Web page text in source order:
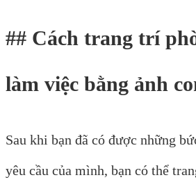
## Cách trang trí
làm việc bằng ảnh
Sau khi bạn đã có được những
yêu cầu của mình, bạn có thể